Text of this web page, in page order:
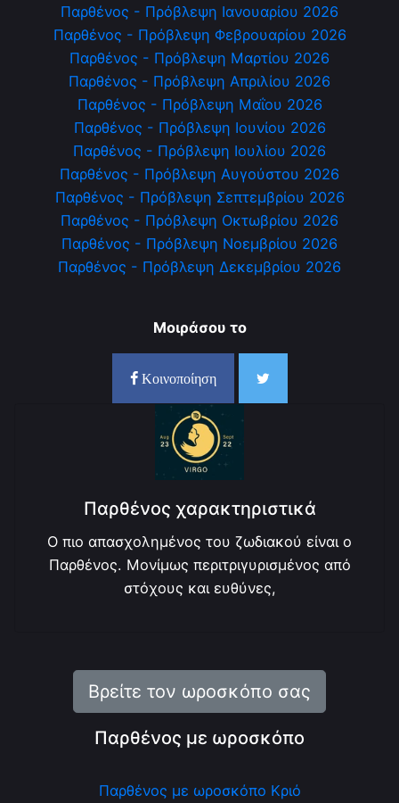
Παρθένος - Πρόβλεψη Ιανουαρίου 2026
Παρθένος - Πρόβλεψη Φεβρουαρίου 2026
Παρθένος - Πρόβλεψη Μαρτίου 2026
Παρθένος - Πρόβλεψη Απριλίου 2026
Παρθένος - Πρόβλεψη Μαΐου 2026
Παρθένος - Πρόβλεψη Ιουνίου 2026
Παρθένος - Πρόβλεψη Ιουλίου 2026
Παρθένος - Πρόβλεψη Αυγούστου 2026
Παρθένος - Πρόβλεψη Σεπτεμβρίου 2026
Παρθένος - Πρόβλεψη Οκτωβρίου 2026
Παρθένος - Πρόβλεψη Νοεμβρίου 2026
Παρθένος - Πρόβλεψη Δεκεμβρίου 2026
Μοιράσου το
Κοινοποίηση
Παρθένος χαρακτηριστικά
Ο πιο απασχολημένος του ζωδιακού είναι ο
Παρθένος. Μονίμως περιτριγυρισμένος από
στόχους και ευθύνες,
Βρείτε τον ωροσκόπο σας
Παρθένος με ωροσκόπο
Παρθένος με ωροσκόπο Κριό